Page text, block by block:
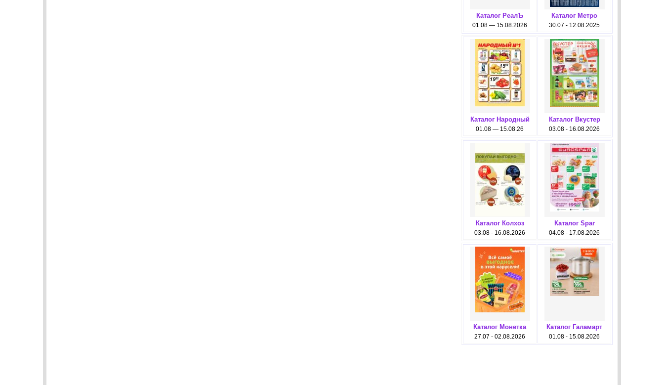
Каталог РеалЪ
01.08 — 15.08.2026
Каталог Метро
30.07 - 12.08.2025
Каталог Народный
01.08 — 15.08.26
Каталог Вкустер
03.08 - 16.08.2026
Каталог Колхоз
03.08 - 16.08.2026
Каталог Spar
04.08 - 17.08.2026
Каталог Монетка
27.07 - 02.08.2026
Каталог Галамарт
01.08 - 15.08.2026